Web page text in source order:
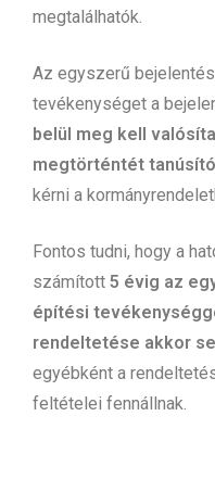
megtalálhatók.
Az egyszerű
tevékenységet a
belül meg kell
megtörténtét
kérni a
Fontos tudni, hogy a
számított 5 évig az
építési
rendeltetése akkor
egyébként a
feltételei fennállnak.